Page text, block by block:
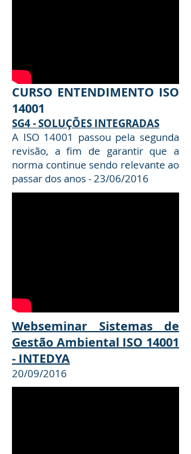
CURSO ENTENDIMENTO ISO
14001
SG4 - SOLUÇÕES INTEGRADAS
A ISO 14001 passou pela segunda
revisão, a fim de garantir que a
norma continue sendo relevante ao
passar dos anos - 23/06/2016
Webseminar Sistemas de
Gestão Ambiental ISO 14001
- INTEDYA
20/09/2016